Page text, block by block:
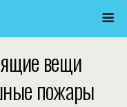
вещи
пожары